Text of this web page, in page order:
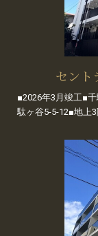
セント
■2026年3月竣工■
駄ヶ谷5-5-12■地上